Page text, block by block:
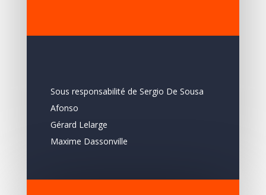
Sous responsabilité de Sergio De Sousa
Afonso
Gérard Lelarge
Maxime Dassonville